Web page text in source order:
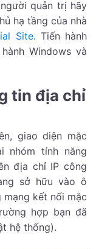
quản trị hãy
hạ tầng của nhà
Site. Tiến hành
Windows và
tin địa chỉ
giao diện mặc
nhóm tính năng
địa chỉ IP công
sở hữu vào ô
kết nối mặc
hợp bạn đã
hệ thống).